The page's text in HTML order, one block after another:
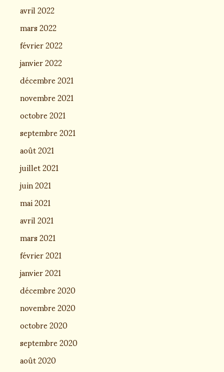
avril 2022
mars 2022
février 2022
janvier 2022
décembre 2021
novembre 2021
octobre 2021
septembre 2021
août 2021
juillet 2021
juin 2021
mai 2021
avril 2021
mars 2021
février 2021
janvier 2021
décembre 2020
novembre 2020
octobre 2020
septembre 2020
août 2020